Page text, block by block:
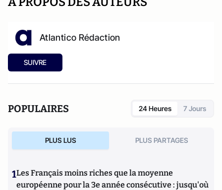
Atlantico Rédaction
SUIVRE
POPULAIRES 24 Heures 7 Jours
PLUS LUS PLUS PARTAGES
1Les Français moins riches que la moyenne
européenne pour la 3e année consécutive : jusqu'où